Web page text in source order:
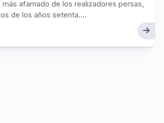
afamado de los realizadores persas,
de los años setenta....